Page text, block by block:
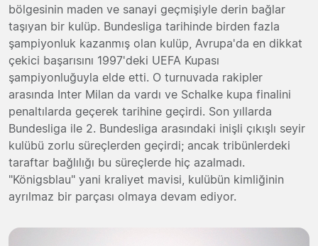
bölgesinin maden ve sanayi geçmişiyle derin bağlar
taşıyan bir kulüp. Bundesliga tarihinde birden fazla
şampiyonluk kazanmış olan kulüp, Avrupa'da en dikkat
çekici başarısını 1997'deki UEFA Kupası
şampiyonluğuyla elde etti. O turnuvada rakipler
arasında Inter Milan da vardı ve Schalke kupa finalini
penaltılarda geçerek tarihine geçirdi. Son yıllarda
Bundesliga ile 2. Bundesliga arasındaki inişli çıkışlı seyir
kulübü zorlu süreçlerden geçirdi; ancak tribünlerdeki
taraftar bağlılığı bu süreçlerde hiç azalmadı.
"Königsblau" yani kraliyet mavisi, kulübün kimliğinin
ayrılmaz bir parçası olmaya devam ediyor.